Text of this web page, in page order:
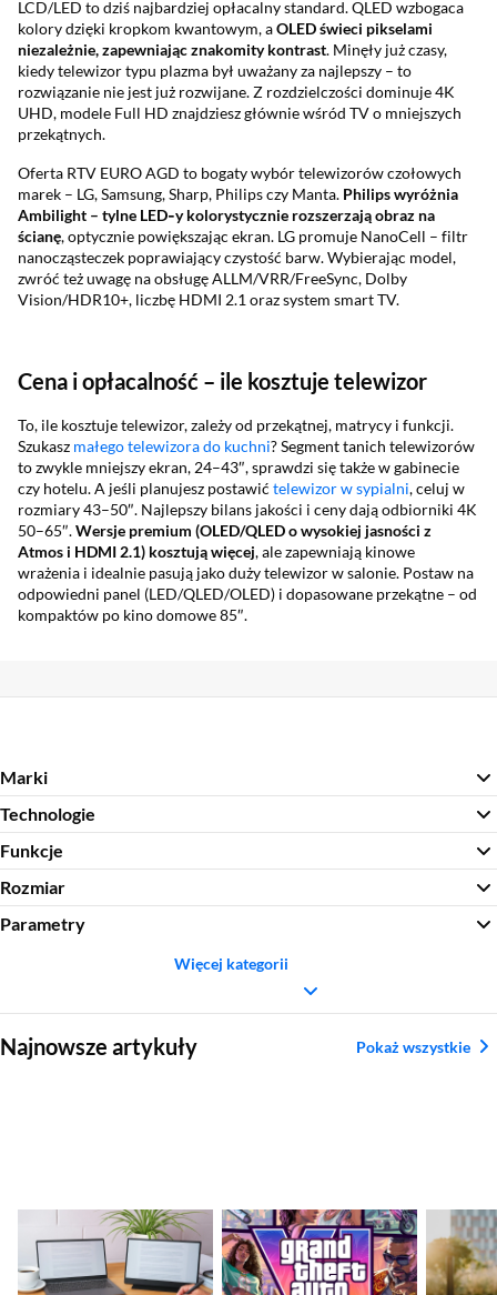
LCD/LED to dziś najbardziej opłacalny standard. QLED wzbogaca
kolory dzięki kropkom kwantowym, aOLED świeci pikselami
niezależnie, zapewniając znakomity kontrast. Minęły już czasy,
kiedy telewizor typu plazma był uważany za najlepszy – to
rozwiązanie nie jest już rozwijane. Z rozdzielczości dominuje 4K
UHD, modele Full HD znajdziesz głównie wśród TV o mniejszych
przekątnych.
Oferta RTV EURO AGD to bogaty wybór telewizorów czołowych
marek – LG, Samsung, Sharp, Philips czy Manta. Philips wyróżnia
Ambilight – tylne LED‑y kolorystycznie rozszerzają obraz na
ścianę, optycznie powiększając ekran. LG promuje NanoCell – filtr
nanocząsteczek poprawiający czystość barw. Wybierając model,
zwróć też uwagę na obsługę ALLM/VRR/FreeSync, Dolby
Vision/HDR10+, liczbę HDMI 2.1 oraz system smart TV.
Cena i opłacalność – ile kosztuje telewizor
To, ile kosztuje telewizor, zależy od przekątnej, matrycy i funkcji.
Szukasz małego telewizora do kuchni? Segment tanich telewizorów
to zwykle mniejszy ekran, 24–43″, sprawdzi się także w gabinecie
czy hotelu. A jeśli planujesz postawić telewizor w sypialni, celuj w
rozmiary 43–50″. Najlepszy bilans jakości i ceny dają odbiorniki 4K
50–65″.Wersje premium (OLED/QLED o wysokiej jasności z
Atmos i HDMI 2.1) kosztują więcej, ale zapewniają kinowe
wrażenia i idealnie pasują jako duży telewizor w salonie. Postaw na
odpowiedni panel (LED/QLED/OLED) i dopasowane przekątne – od
kompaktów po kino domowe 85″.
Marki
Technologie
Funkcje
Rozmiar
Parametry
Więcej kategorii
Najnowsze artykuły Pokaż wszystkie
Jaki monitor
przenośny do laptopa
wybrać? Ranking
GTA VI – premiera
coraz bliżej. Rockstar
Games wkrótce
–